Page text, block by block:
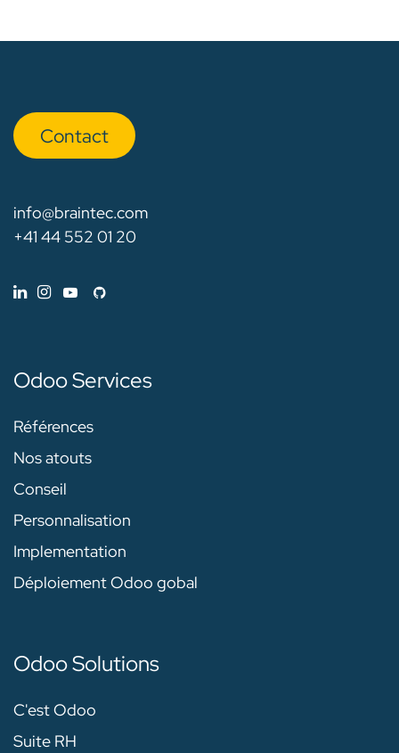
Con​​​​tact
info@braintec.com
+41 44 552 01 20
Odoo Services
Références
Nos atouts
Conseil
Personnalisation
Implementation
Déploiement Odoo gobal
Odoo Solutions
C'est Odoo
Suite RH